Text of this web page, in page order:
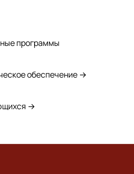
программы
обеспечение →
→